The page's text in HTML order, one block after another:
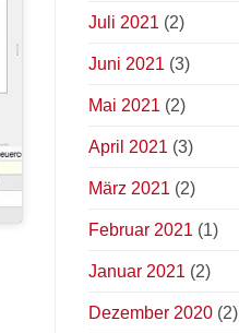
Juli 2021 (2)
Juni 2021 (3)
Mai 2021 (2)
April 2021 (3)
März 2021 (2)
Februar 2021 (1)
Januar 2021 (2)
Dezember 2020(2)